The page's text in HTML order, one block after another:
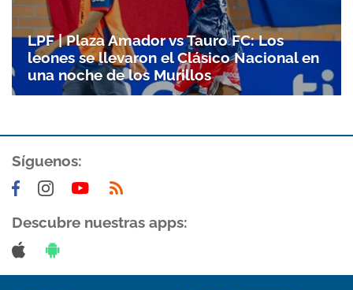
LPF | Plaza Amador vs Tauro FC: Los
leones se llevaron el Clásico Nacional en
una noche de los Murillos
Síguenos:
Descubre nuestras apps: